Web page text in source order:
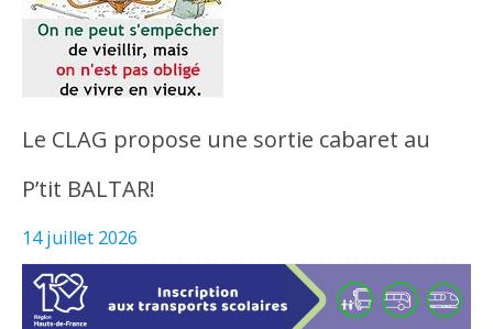
Le CLAG propose une sortie cabaret au
P’tit BALTAR!
14 juillet 2026